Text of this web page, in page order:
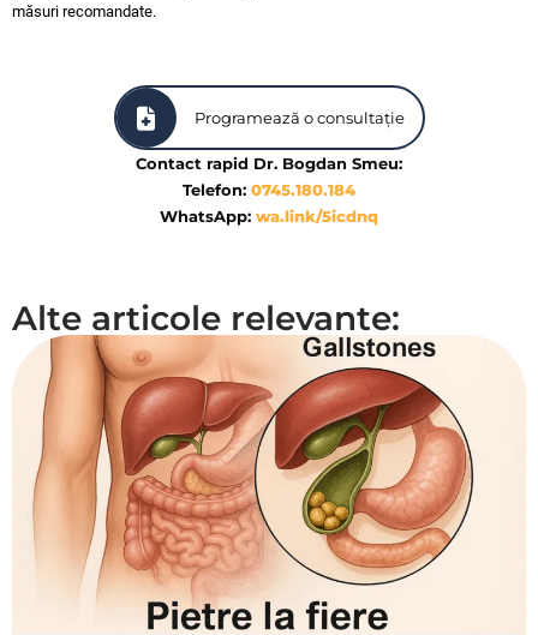
măsuri recomandate.
Programează o consultație
Contact rapid Dr. Bogdan Smeu:
Telefon: 0745.180.184
WhatsApp: wa.link/5icdnq
Alte articole relevante: